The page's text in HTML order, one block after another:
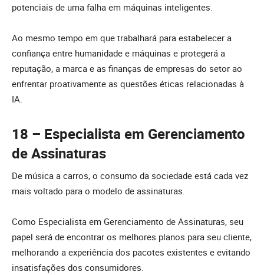
potenciais de uma falha em máquinas inteligentes.
Ao mesmo tempo em que trabalhará para estabelecer a
confiança entre humanidade e máquinas e protegerá a
reputação, a marca e as finanças de empresas do setor ao
enfrentar proativamente as questões éticas relacionadas à
IA.
18 – Especialista em Gerenciamento
de Assinaturas
De música a carros, o consumo da sociedade está cada vez
mais voltado para o modelo de assinaturas.
Como Especialista em Gerenciamento de Assinaturas, seu
papel será de encontrar os melhores planos para seu cliente,
melhorando a experiência dos pacotes existentes e evitando
insatisfações dos consumidores.